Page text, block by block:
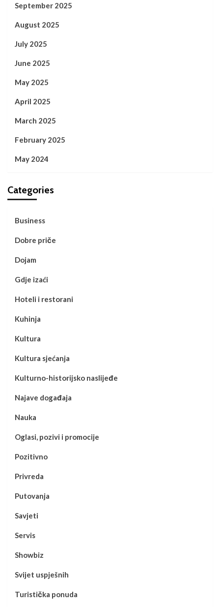
September 2025
August 2025
July 2025
June 2025
May 2025
April 2025
March 2025
February 2025
May 2024
Categories
Business
Dobre priče
Dojam
Gdje izaći
Hoteli i restorani
Kuhinja
Kultura
Kultura sjećanja
Kulturno-historijsko naslijeđe
Najave događaja
Nauka
Oglasi, pozivi i promocije
Pozitivno
Privreda
Putovanja
Savjeti
Servis
Showbiz
Svijet uspješnih
Turistička ponuda